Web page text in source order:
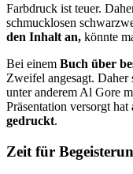
Farbdruck ist teuer.
schmucklosen
den Inhalt an, könnte
Bei einem Buch über
Zweifel angesagt.
unter an­derem Al Gore
Präsentation versorgt hat
gedruckt.
Zeit für